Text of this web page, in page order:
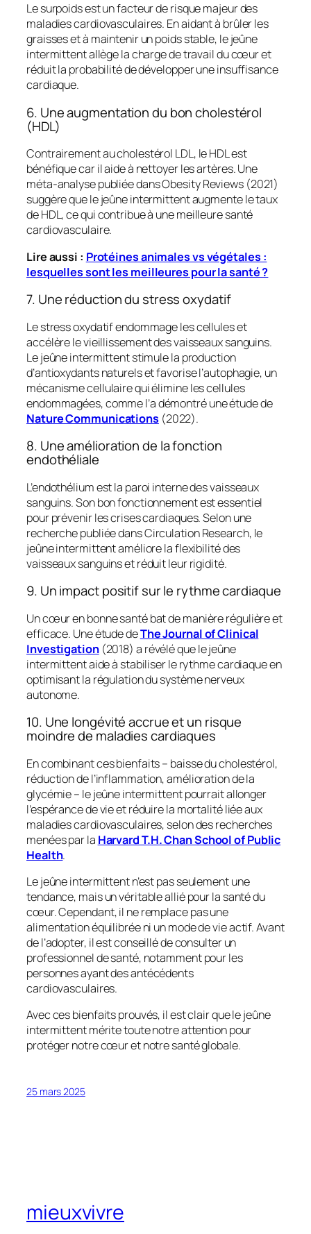
Le surpoids est un facteur de risque majeur des
maladies cardiovasculaires. En aidant à brûler les
graisses et à maintenir un poids stable, le jeûne
intermittent allège la charge de travail du cœur et
réduit la probabilité de développer une insuffisance
cardiaque.
6. Une augmentation du bon cholestérol
(HDL)
Contrairement au cholestérol LDL, le HDL est
bénéfique car il aide à nettoyer les artères. Une
méta-analyse publiée dansObesity Reviews(2021)
suggère que le jeûne intermittent augmente le taux
de HDL, ce qui contribue à une meilleure santé
cardiovasculaire.
Lire aussi : Protéines animales vs végétales :
lesquelles sont les meilleures pour la santé ?
7. Une réduction du stress oxydatif
Le stress oxydatif endommage les cellules et
accélère le vieillissement des vaisseaux sanguins.
Le jeûne intermittent stimule la production
d’antioxydants naturels et favorise l’autophagie, un
mécanisme cellulaire qui élimine les cellules
endommagées, comme l’a démontré une étude de
Nature Communications(2022).
8. Une amélioration de la fonction
endothéliale
L’endothélium est la paroi interne des vaisseaux
sanguins. Son bon fonctionnement est essentiel
pour prévenir les crises cardiaques. Selon une
recherche publiée dansCirculation Research, le
jeûne intermittent améliore la flexibilité des
vaisseaux sanguins et réduit leur rigidité.
9. Un impact positif sur le rythme cardiaque
Un cœur en bonne santé bat de manière régulière et
efficace. Une étude deThe Journal of Clinical
Investigation(2018) a révélé que le jeûne
intermittent aide à stabiliser le rythme cardiaque en
optimisant la régulation du système nerveux
autonome.
10. Une longévité accrue et un risque
moindre de maladies cardiaques
En combinant ces bienfaits – baisse du cholestérol,
réduction de l’inflammation, amélioration de la
glycémie – le jeûne intermittent pourrait allonger
l’espérance de vie et réduire la mortalité liée aux
maladies cardiovasculaires, selon des recherches
menées par la Harvard T.H. Chan School of Public
Health.
Le jeûne intermittent n’est pas seulement une
tendance, mais un véritable allié pour la santé du
cœur. Cependant, il ne remplace pas une
alimentation équilibrée ni un mode de vie actif. Avant
de l’adopter, il est conseillé de consulter un
professionnel de santé, notamment pour les
personnes ayant des antécédents
cardiovasculaires.
Avec ces bienfaits prouvés, il est clair que le jeûne
intermittent mérite toute notre attention pour
protéger notre cœur et notre santé globale.
25 mars 2025
mieuxvivre